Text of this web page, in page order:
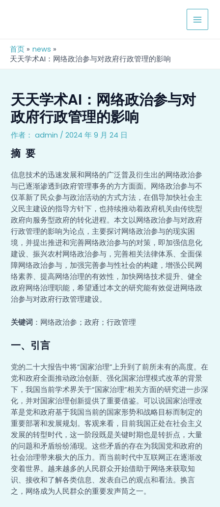
MAIN
首页
news
天天学术AI：网络政治参与对政府行政管理的影响
天天学术AI：网络政治参与对
政府行政管理的影响
作者： admin /2024 年 9 月 24 日
摘 要
信息技术的迅速发展和网络的广泛普及衍生出的网络政治参
与已逐渐渗透到政府管理事务的方方面面。网络政治参与不
仅革新了民众参与政治活动的方式方法，在倡导加快社会主
义民主建设的指导方针下，也持续推动着政府机关由传统型
政府向服务型政府的转化进程。本文以网络政治参与对政府
行政管理的影响为论点，主要探讨网络政治参与的现实困
境，并提出推进和完善网络政治参与的对策，即加强信息化
建设、振兴农村网络政治参与，完善相关法律体系、全面保
障网络政治参与，加强完善参与性社会的构建，增强公民网
络素养、提高网络治理的有效性，加快网络技术提升、健全
政府网络治理职能，希望通过本文的研究能有效促进网络政
治参与对政府行政管理建设。
关键词 ：网络政治参；政府；行政管理
一、引言
党的二十大报告中将“国家治理”上升到了前所未有的高度。在
党和政府全面推动政治创新、强化国家治理模式改革的背景
下，我国当前学术界关于“国家治理”相关方面的研究进一步深
化，并对国家治理创新提供了重要借鉴。可以说国家治理改
革是党和政府基于我国当前的国家形势和战略目标而制定的
重要部署和发展规划。客观来看，目前我国正处在社会主义
发展的转型时代，这一阶段既是关键时期也是转折点，大量
的问题和矛盾纷纷涌现。这些矛盾的存在为我国党和政府的
社会治理带来极大的压力。而当前时代中互联网正在逐渐改
变着世界。越来越多的人民群众开始借助于网络来获取知
识、接收和了解各类信息、发表自己的观点和看法。换言
之，网络成为人民群众的重要发声筒之一。